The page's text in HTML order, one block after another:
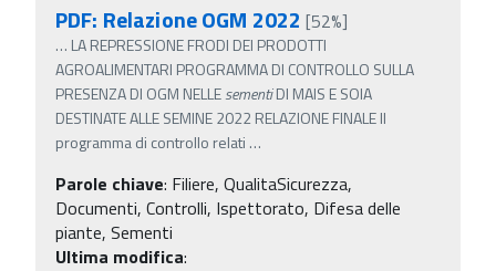
PDF: Relazione OGM 2022 [52%]
… LA REPRESSIONE FRODI DEI PRODOTTI
AGROALIMENTARI PROGRAMMA DI CONTROLLO SULLA
PRESENZA DI OGM NELLEsementiDI MAIS E SOIA
DESTINATE ALLE SEMINE 2022 RELAZIONE FINALE Il
programma di controllo relati …
Parole chiave: Filiere, QualitaSicurezza,
Documenti, Controlli, Ispettorato, Difesa delle
piante, Sementi
Ultima modifica: